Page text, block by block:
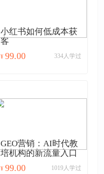
小红书如何低成本获
客
¥ 99.00 334人学过
GEO营销：AI时代教
培机构的新流量入口
¥ 99.00 1019人学过